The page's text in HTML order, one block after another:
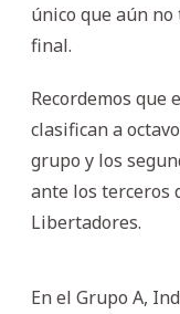
único que aún no
final.
Recordemos que
clasifican a
grupo y los
ante los terceros
Libertadores.
En el Grupo A,